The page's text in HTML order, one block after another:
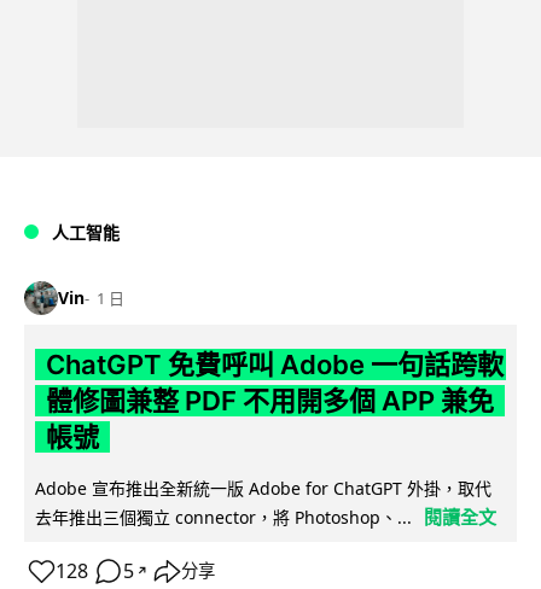
人工智能
Vin 1 日
ChatGPT 免費呼叫 Adobe 一句話跨軟
體修圖兼整 PDF 不用開多個 APP 兼免
帳號
Adobe 宣布推出全新統一版 Adobe for ChatGPT 外掛，取代
去年推出三個獨立 connector，將 Photoshop、...
閱讀全文
128 5 ↗ 分享